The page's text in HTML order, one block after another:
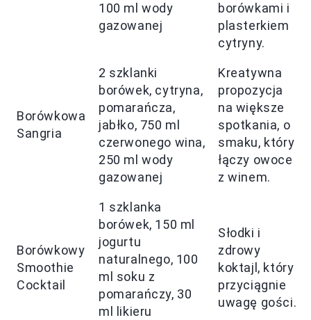
100 ml wody
gazowanej
borówkami i
plasterkiem
cytryny.
Borówkowa
Sangria
2 szklanki
borówek, cytryna,
pomarańcza,
jabłko, 750 ml
czerwonego wina,
250 ml wody
gazowanej
Kreatywna
propozycja
na większe
spotkania, o
smaku, który
łączy owoce
z winem.
Borówkowy
Smoothie
Cocktail
1 szklanka
borówek, 150 ml
jogurtu
naturalnego, 100
ml soku z
pomarańczy, 30
ml likieru
Słodki i
zdrowy
koktajl, który
przyciągnie
uwagę gości.